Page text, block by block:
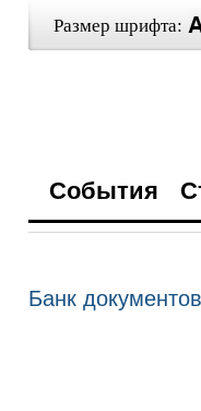
Размер шрифта:
События
Банк